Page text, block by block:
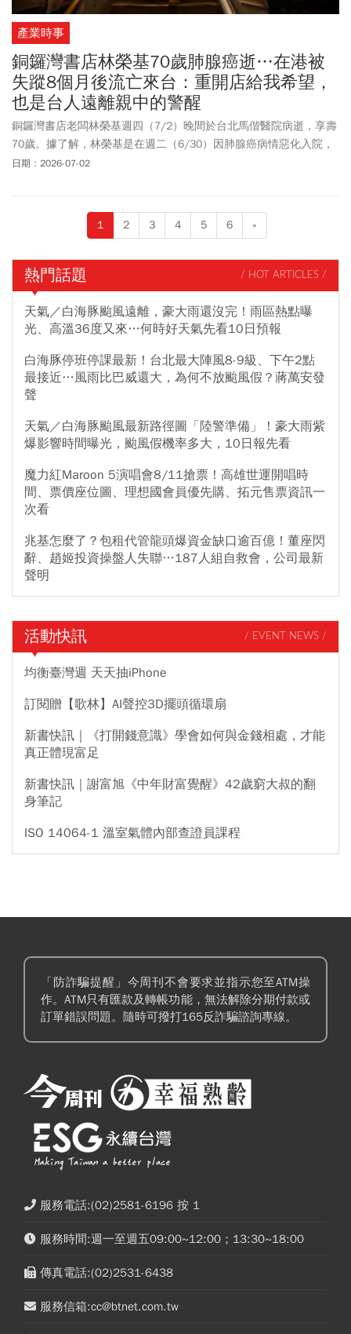
產業時事
銅鑼灣書店林榮基70歲肺腺癌逝…在港被
失蹤8個月後流亡來台：重開店給我希望，
也是台人遠離親中的警醒
銅鑼灣書店老闆林榮基週四（7/2）晚間於台北馬偕醫院病逝，享壽
70歲。據了解，林榮基是在週二（6/30）因肺腺癌病情惡化入院，
癌細胞擴及心臟，週三（7/1）陷入昏迷，於週四晚間19時01分離
虛弱並出現嚴重缺氧，也因味覺改變而難以進食。林榮基香港家人
已得知消息，委託援港會牧師黃春生處理後事，陸委會和台港策進
清德晚間在臉書發聲，林榮基先生的離開，令人悲傷；但他留下的
勇氣，不會消失。台灣會記得，有一位香港書店人，曾經用最平凡
也最堅定的方式，告訴我們自由多麼珍貴，也提醒我們，民主需要
一代又一代人的努力守護。
日期：2026-07-02
1 2 3 4 5 6 »
熱門話題 / HOT ARTICLES /
天氣／白海豚颱風遠離，豪大雨還沒完！雨區熱點曝
光、高溫36度又來…何時好天氣先看10日預報
白海豚停班停課最新！台北最大陣風8-9級、下午2點
最接近…風雨比巴威還大，為何不放颱風假？蔣萬安發
聲
天氣／白海豚颱風最新路徑圖「陸警準備」！豪大雨紫
爆影響時間曝光，颱風假機率多大，10日報先看
魔力紅Maroon 5演唱會8/11搶票！高雄世運開唱時
間、票價座位圖、理想國會員優先購、拓元售票資訊一
次看
兆基怎麼了？包租代管龍頭爆資金缺口逾百億！董座閃
辭、趙姬投資操盤人失聯…187人組自救會，公司最新
聲明
活動快訊 / EVENT NEWS /
均衡臺灣週 天天抽iPhone
訂閱贈【歌林】AI聲控3D擺頭循環扇
新書快訊｜《打開錢意識》學會如何與金錢相處，才能
真正體現富足
新書快訊｜謝富旭《中年財富覺醒》42歲窮大叔的翻
身筆記
ISO 14064-1 溫室氣體內部查證員課程
「防詐騙提醒」今周刊不會要求並指示您至ATM操
作。ATM只有匯款及轉帳功能，無法解除分期付款或
訂單錯誤問題。隨時可撥打165反詐騙諮詢專線。
服務電話:(02)2581-6196 按 1
服務時間:週一至週五09:00~12:00；13:30~18:00
傳真電話:(02)2531-6438
服務信箱:cc@btnet.com.tw